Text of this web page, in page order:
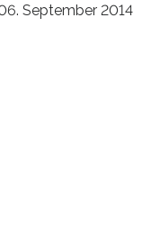
September 2014